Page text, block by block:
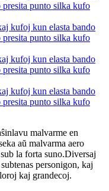
malvarme en
aŭ malvarma aero
la forta suno.Diversaj
personigon, kaj
kaj grandecoj.